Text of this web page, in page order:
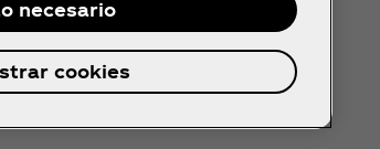
necesario
cookies